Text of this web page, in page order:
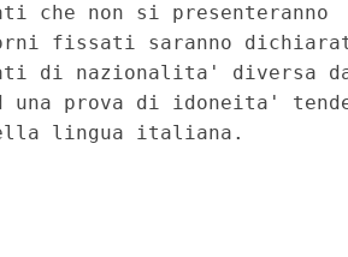
che non si presenteranno
fissati saranno
di nazionalita' diversa
una prova di idoneita'